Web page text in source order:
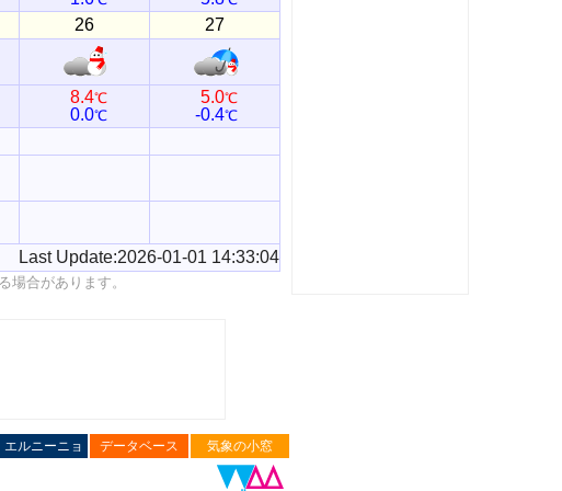
26 27
8.4℃
0.0℃
5.0℃
-0.4℃
Last Update:2026-01-01 14:33:04
場合があります。
エルニーニョ データベース 気象の小窓